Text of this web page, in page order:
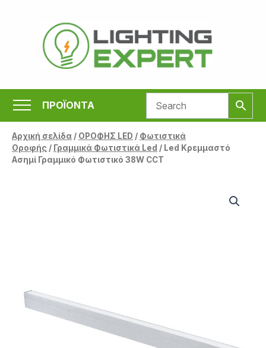
περιεχόμενο
ΠΡΟΪΟΝΤΑ
Αρχική σελίδα/ ΟΡΟΦΗΣ LED / Φωτιστικά
Οροφής / Γραμμικά Φωτιστικά Led / Led Κρεμμαστό
Ασημί Γραμμικό Φωτιστικό 38W CCT